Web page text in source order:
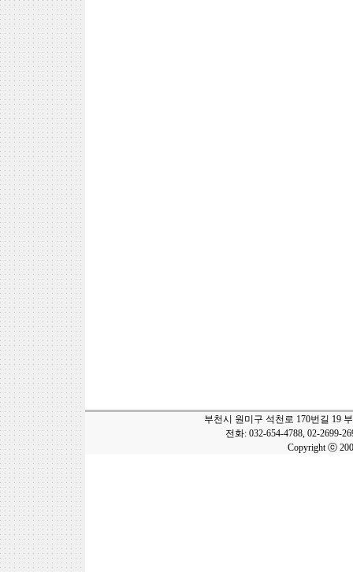
부천시 원미구 석천로 170번길 19
전화: 032-654-4788, 02-2699-
Copyright ⓒ